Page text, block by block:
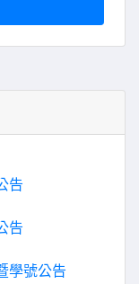
告
告
學號公告